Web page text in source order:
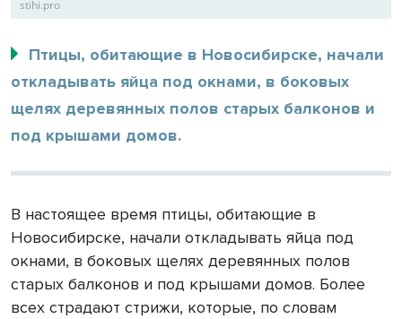
stihi.pro
Птицы, обитающие в Новосибирске, начали
откладывать яйца под окнами, в боковых
щелях деревянных полов старых балконов и
под крышами домов.
В настоящее время птицы, обитающие в
Новосибирске, начали откладывать яйца под
окнами, в боковых щелях деревянных полов
старых балконов и под крышами домов. Более
всех страдают стрижи, которые, по словам